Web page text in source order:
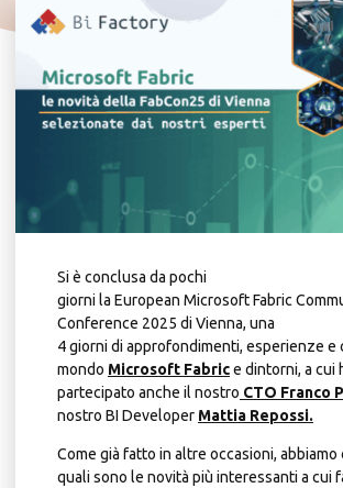
Si è conclusa da pochi
giorni la European Microsoft Fabric
Conference 2025 di Vienna, una
4 giorni di approfondimenti, esperienze e
mondo Microsoft Fabrice dintorni, a cui
partecipato anche il nostro CTO Franco
nostro BI Developer Mattia Repossi.
Come già fatto in altre occasioni,
quali sono le novità più interessanti a cui